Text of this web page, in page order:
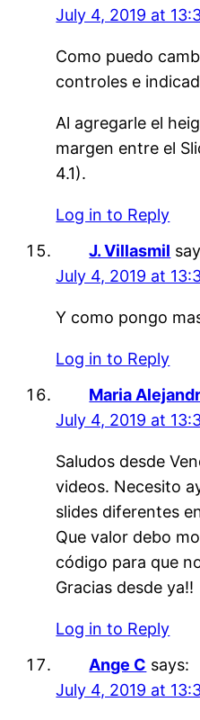
July 4, 2019 at
Como puedo
controles e
Al agregarle el
margen entre el
4.1).
Log in to Reply
J. Villasmil
July 4, 2019 at
Y como pongo
Log in to Reply
Maria
July 4, 2019 at
Saludos desde
videos. Necesito
slides diferentes
Que valor debo
código para que
Gracias desde ya!!
Log in to Reply
Ange C says:
July 4, 2019 at